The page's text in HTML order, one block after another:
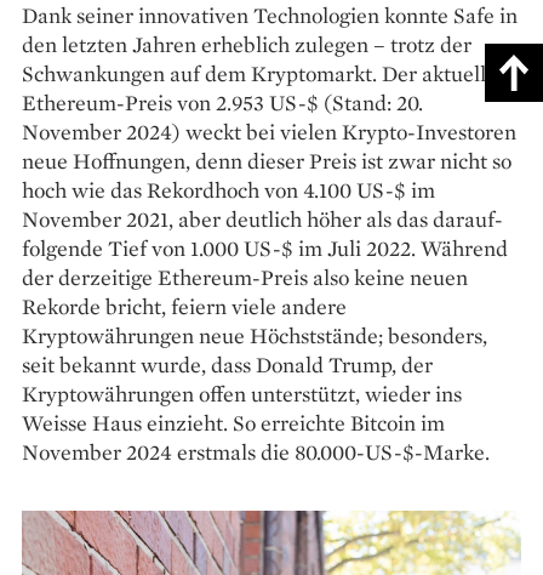
Dank seiner innovativen ­Technologien konnte Safe in
den letzten Jahren erheblich zulegen – trotz der
Schwankungen auf dem Kryptomarkt. Der aktuelle
Ethe­reum-Preis von 2.953 US-$ (Stand: 20.
November 2024) weckt bei vielen Krypto-Investoren
neue Hoffnungen, denn dieser Preis ist zwar nicht so
hoch wie das Rekordhoch von 4.100 US-$ im
November 2021, aber deutlich höher als das darauf­
folgende Tief von 1.000 US-$ im Juli 2022. Während
der derzeitige ­Ethereum-Preis also keine neuen
Rekorde bricht, feiern viele andere
Kryptowährungen neue Höchststände; besonders,
seit bekannt wurde, dass Donald Trump, der
Kryptowährungen offen unterstützt, wieder ins
Weisse Haus einzieht. So erreichte Bitcoin im
November 2024 erstmals die 80.000-US-$-Marke.